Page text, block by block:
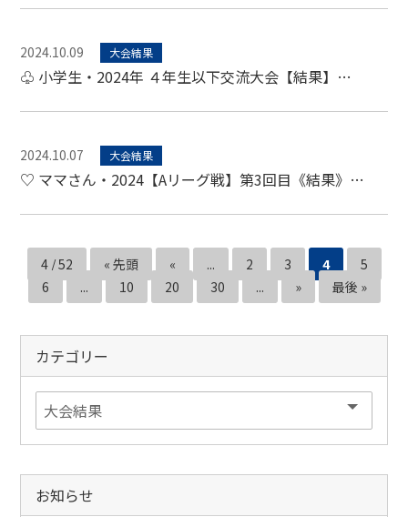
2024.10.09 大会結果
♧ 小学生・2024年 ４年生以下交流大会【結果】…
2024.10.07 大会結果
♡ ママさん・2024【Aリーグ戦】第3回目《結果》…
4 / 52 « 先頭 « ... 2 3 4
5
6
... 10 20 30 ... » 最後 »
カテゴリー
お知らせ